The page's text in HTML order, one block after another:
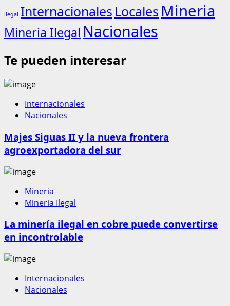
ilegal Internacionales Locales Mineria
Mineria Ilegal Nacionales
Te pueden interesar
Internacionales
Nacionales
Majes Siguas II y la nueva frontera
agroexportadora del sur
Mineria
Mineria Ilegal
La minería ilegal en cobre puede convertirse
en incontrolable
Internacionales
Nacionales